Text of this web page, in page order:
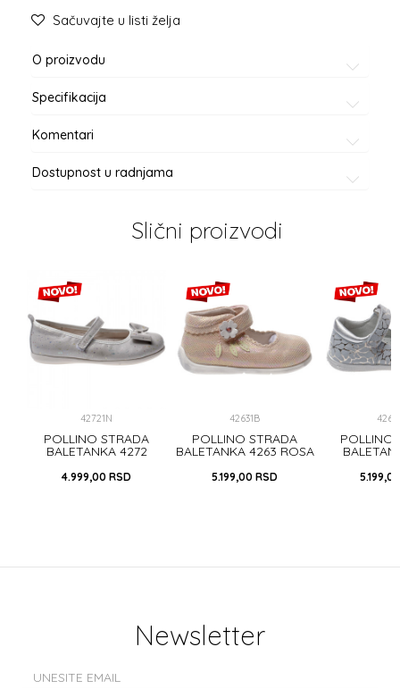
Sačuvajte u listi želja
O proizvodu
Specifikacija
Komentari
Dostupnost u radnjama
Slični proizvodi
42721N
POLLINO STRADA
BALETANKA 4272
4.999,00 RSD
42631B
POLLINO STRADA
BALETANKA 4263 ROSA
5.199,00 RSD
POLLINO
5.199,00
Newsletter